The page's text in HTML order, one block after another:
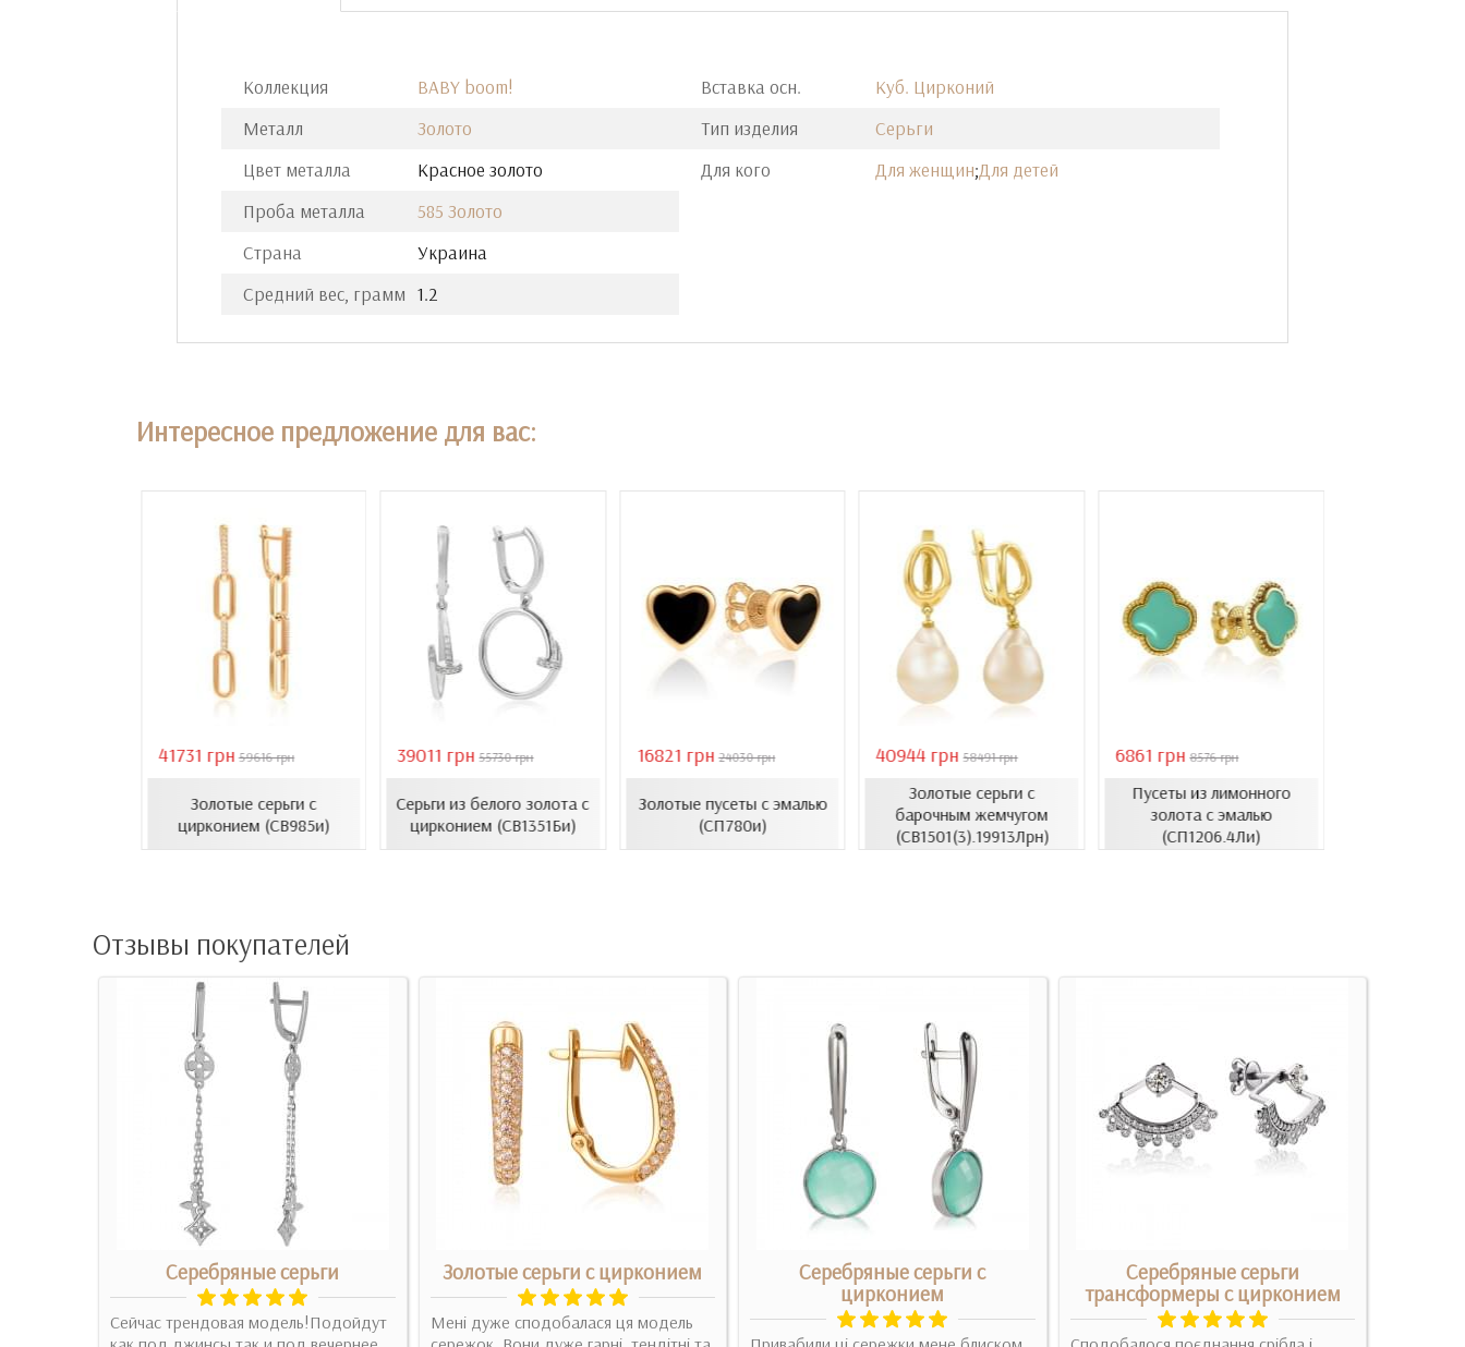
Коллекция
BABY boom!
Металл
Золото
Цвет металла
Красное золото
Проба металла
585 Золото
Страна
Украина
Средний вес, грамм 1.2
Вставка осн.
Куб. Цирконий
Тип изделия
Серьги
Для кого
Для женщин;Для детей
Интересное предложение для вас:
41731 грн 59616 грн
Золотые серьги с
цирконием (СВ985и)
39011 грн 55730 грн
Серьги из белого золота с
цирконием (СВ1351Би)
16821 грн 24030 грн
Золотые пусеты с эмалью
(СП780и)
40944 грн 58491 грн
Золотые серьги с
барочным жемчугом
(СВ1501(3).19913Лрн)
6861 грн 8576 грн
Пусеты из лимонного
золота с эмалью
(СП1206.4Ли)
Отзывы покупателей
Серебряные серьги
Сейчас трендовая модель!Подойдут
Золотые серьги с цирконием
Мені дуже сподобалася ця модель
Серебряные серьги с
цирконием
Серебряные серьги
трансформеры с цирконием